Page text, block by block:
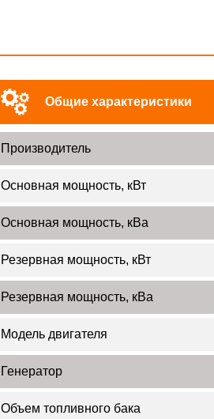
Общие характеристики
Производитель
Основная мощность, кВт
Основная мощность, кВа
Резервная мощность, кВт
Резервная мощность, кВа
Модель двигателя
Генератор
Объем топливного бака